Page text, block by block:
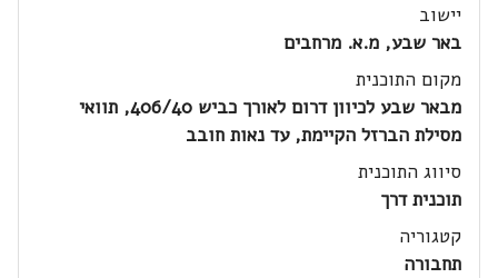
יישוב
באר שבע, מ.א. מרחבים
מקום התוכנית
מבאר שבע לכיוון דרום לאורך כביש 406/40, תוואי
מסילת הברזל הקיימת, עד נאות חובב
סיווג התוכנית
תוכנית דרך
קטגוריה
תחבורה